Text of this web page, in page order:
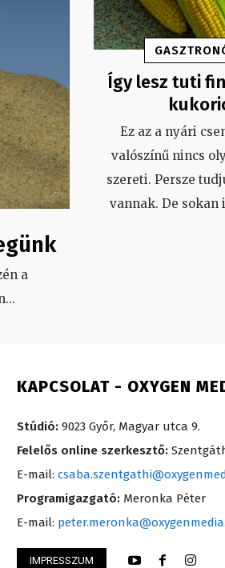
a
...
Így lesz tuti
Ez az a nyári
valószínű nincs
szereti. Persze
vannak. De sokan
KAPCSOLAT - OXYGEN
Stúdió: 9023 Győr, Magyar utca 9.
Felelős online szerkesztő:
E-mail:
Programigazgató: Meronka Péter
E-mail:
IMPRESSZUM